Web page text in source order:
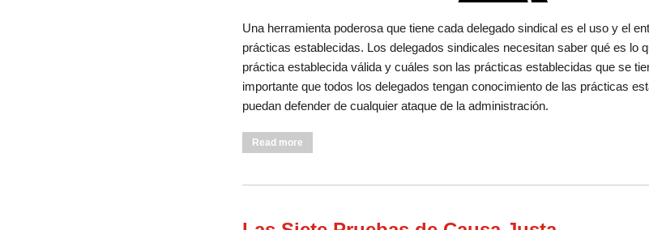
Una herramienta poderosa que tiene cada delegado sindical es el uso y el
prácticas establecidas. Los delegados sindicales necesitan saber qué es lo
práctica establecida válida y cuáles son las prácticas establecidas que se
importante que todos los delegados tengan conocimiento de las prácticas
puedan defender de cualquier ataque de la administración.
Read more